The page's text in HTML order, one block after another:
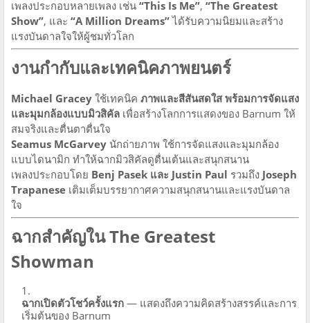
เพลงประกอบหลายเพลง เช่น “This Is Me”, “The Greatest
Show”, และ “A Million Dreams”ได้รับความนิยมและสร้าง
แรงบันดาลใจให้ผู้ชมทั่วโลก
งานกำกับและเทคนิคภาพยนตร์
Michael Gracey ใช้เทคนิค ภาพและสีสันสดใส พร้อมการจัดแสง
และมุมกล้องแบบมิวสิคัล เพื่อสร้างโลกการแสดงของ Barnum ให้
สมจริงและตื่นตาตื่นใจ
Seamus McGarvey นักถ่ายภาพ ใช้การจัดแสงและมุมกล้อง
แบบไดนามิก ทำให้ฉากมิวสิคัลดูตื่นเต้นและสนุกสนาน
เพลงประกอบโดย Benj Pasek และ Justin Paul รวมถึง Joseph
Trapanese เติมเต็มบรรยากาศความสนุกสนานและแรงบันดาล
ใจ
ฉากสำคัญใน The Greatest
Showman
ฉากเปิดตัวโชว์ครั้งแรก — แสดงถึงความคิดสร้างสรรค์และการ
เริ่มต้นของ Barnum